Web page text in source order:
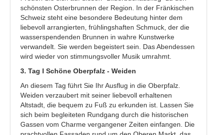
schönsten Osterbrunnen der Region. In der Fränkischen
Schweiz steht eine besondere Bedeutung hinter dem
liebevoll arrangierten, frühlingshaften Schmuck, der die
wasserspendenden Brunnen in wahre Kunstwerke
verwandelt. Sie werden begeistert sein. Das Abendessen
wird wieder von stimmungsvoller Musik umrahmt.
3. Tag I Schöne Oberpfalz - Weiden
An diesem Tag führt Sie Ihr Ausflug in die Oberpfalz.
Weiden verzaubert mit seiner liebevoll erhaltenen
Altstadt, die bequem zu Fuß zu erkunden ist. Lassen Sie
sich beim begleiteten Rundgang durch die historischen
Gassen vom Charme vergangener Zeiten einfangen. Die